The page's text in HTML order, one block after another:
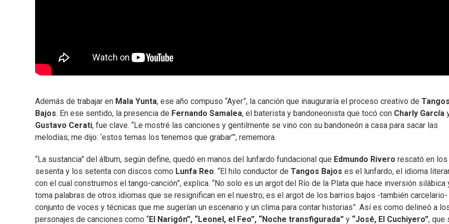
Además de trabajar en Mala Yunta, ese año compuso “Ayer”, la canción que inauguraría el proceso creativo de Tangos
Bajos. En ese sentido, la presencia de Fernando Samalea, el baterista y bandoneonista que tocó con Charly García
Gustavo Cerati, fue clave. “Le mostré las canciones y gentilmente se vino con su bandoneón a casa para sacar las
melodías; me dijo: ‘estos temas los tenemos que grabar’”, rememora.
“La sustancia” del álbum, según define, quedó en manos del lunfardo fundacional que Edmundo Rivero rescató en los
sesenta y los setenta con discos como Lunfa Reo. “El hilo conductor de Tangos Bajos es el lunfardo, el idioma
con el cual construimos el tango-canción”, explica. “No solo es un argot del Río de la Plata que hace inversión silábica
toma palabras de otros idiomas que se resignifican en el nuestro; es el argot de los barrios bajos -también carcelario-
conjunto de voces y técnicas que me sugerían un escenario y un clima para contar historias”. Así es como delineó a
personajes de canciones como “El Narigón”, “Leonel, el Feo”, “Noche transfigurada” y “José, El Cuchiyero”, que